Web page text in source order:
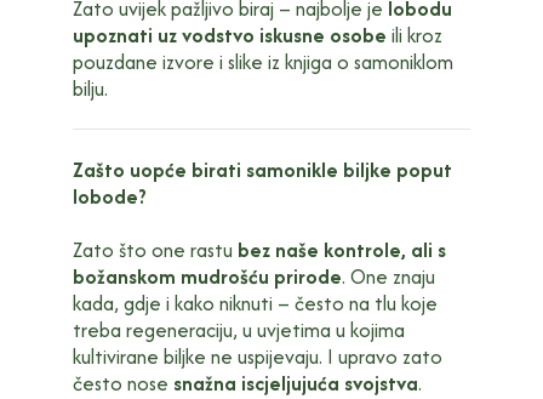
Zato uvijek pažljivo biraj – najbolje je lobodu
upoznati uz vodstvo iskusne osobe ili kroz
pouzdane izvore i slike iz knjiga o samoniklom
bilju.
Zašto uopće birati samonikle biljke poput
lobode?
Zato što one rastu bez naše kontrole, ali s
božanskom mudrošću prirode. One znaju
kada, gdje i kako niknuti – često na tlu koje
treba regeneraciju, u uvjetima u kojima
kultivirane biljke ne uspijevaju. I upravo zato
često nose snažna iscjeljujuća svojstva.